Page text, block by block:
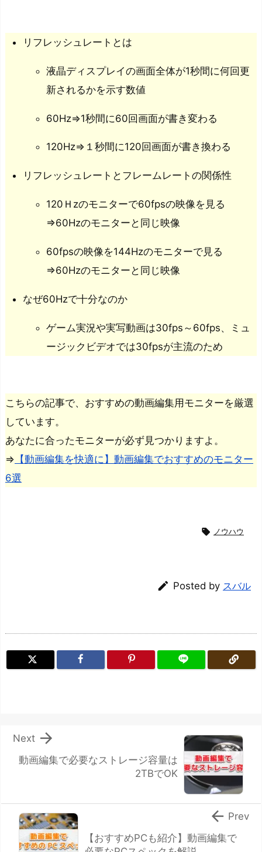
リフレッシュレートとは
液晶ディスプレイの画面全体が1秒間に何回更
新されるかを示す数値
60Hz⇒1秒間に60回画面が書き変わる
120Hz⇒１秒間に120回画面が書き換わる
リフレッシュレートとフレームレートの関係性
120Ｈzのモニターで60fpsの映像を見る
⇒60Hzのモニターと同じ映像
60fpsの映像を144Hzのモニターで見る
⇒60Hzのモニターと同じ映像
なぜ60Hzで十分なのか
ゲーム実況や実写動画は30fps～60fps、ミュ
ージックビデオでは30fpsが主流のため
こちらの記事で、おすすめの動画編集用モニターを厳選
しています。
あなたに合ったモニターが必ず見つかりますよ。
⇒ 【動画編集を快適に】動画編集でおすすめのモニター
6選
 ノウハウ
 Posted by スバル
動画編集で必要なストレージ容量は
2TBでOK

Next
【おすすめPCも紹介】動画編集で
 Prev